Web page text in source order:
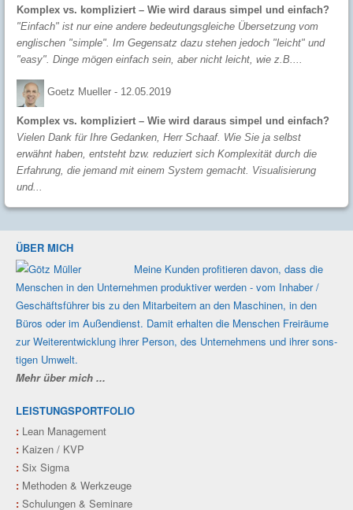
Komplex vs. kompliziert – Wie wird daraus simpel und einfach?
"Einfach" ist nur eine andere bedeutungsgleiche Übersetzung vom
englischen "simple". Im Gegensatz dazu stehen jedoch "leicht" und
"easy". Dinge mögen einfach sein, aber nicht leicht, wie z.B....
Goetz Mueller - 12.05.2019
Komplex vs. kompliziert – Wie wird daraus simpel und einfach?
Vielen Dank für Ihre Gedanken, Herr Schaaf. Wie Sie ja selbst
erwähnt haben, entsteht bzw. reduziert sich Komplexität durch die
Erfahrung, die jemand mit einem System gemacht. Visualisierung
und...
ÜBER MICH
Meine Kunden profi­tieren davon, dass die
Men­schen in den Unter­nehmen produk­tiver werden - vom Inhaber /
Geschäfts­führer bis zu den Mit­ar­beitern an den Maschi­nen, in den
Büros oder im Außen­dienst. Damit erhalten die Men­schen Frei­räume
zur Weiter­ent­wicklung ihrer Person, des Unter­nehmens und ihrer sons­
tigen Umwelt.
Mehr über mich ...
LEISTUNGSPORTFOLIO
: Lean Management
: Kaizen / KVP
: Six Sigma
: Methoden & Werkzeuge
: Schulungen & Seminare